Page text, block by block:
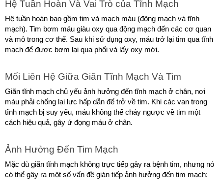
Hệ Tuần Hoàn Và Vai Trò của Tĩnh Mạch
Hệ tuần hoàn bao gồm tim và mạch máu (động mạch và tĩnh
mạch). Tim bơm máu giàu oxy qua động mạch đến các cơ quan
và mô trong cơ thể. Sau khi sử dụng oxy, máu trở lại tim qua tĩnh
mạch để được bơm lại qua phổi và lấy oxy mới.
Mối Liên Hệ Giữa Giãn Tĩnh Mạch Và Tim
Giãn tĩnh mạch chủ yếu ảnh hưởng đến tĩnh mạch ở chân, nơi
máu phải chống lại lực hấp dẫn để trở về tim. Khi các van trong
tĩnh mạch bị suy yếu, máu không thể chảy ngược về tim một
cách hiệu quả, gây ứ đọng máu ở chân.
Ảnh Hưởng Đến Tim Mạch
Mặc dù giãn tĩnh mạch không trực tiếp gây ra bệnh tim, nhưng nó
có thể gây ra một số vấn đề gián tiếp ảnh hưởng đến tim mạch: